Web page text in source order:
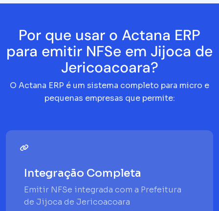
Por que usar o Actana ERP
para emitir NFSe em Jijoca de
Jericoacoara?
O Actana ERP é um sistema completo para micro e
pequenas empresas que permite:
Integração Completa
Emitir NFSe integrada com a Prefeitura
de Jijoca de Jericoacoara